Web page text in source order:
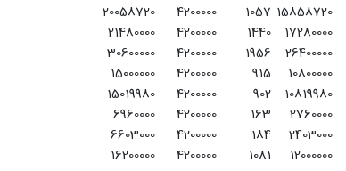
20058720
4200000 1057 15858720
21480000
4200000 1440 17280000
30600000
4200000 1956 26400000
15000000
4200000 915 10800000
15019980
4200000 902 10819980
6960000
4200000 163 2760000
6603000
4200000 184 2403000
16200000
4200000 1081 12000000